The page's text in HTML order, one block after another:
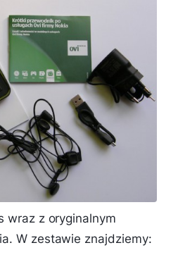
wraz z oryginalnym
W zestawie znajdziemy: